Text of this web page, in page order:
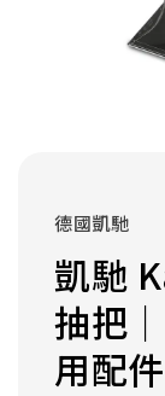
德國凱馳
凱馳
抽把
用配件